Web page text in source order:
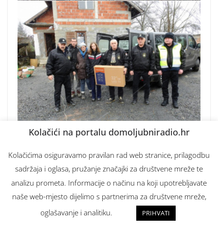
Kolačići na portalu domoljubniradio.hr
Kolačićima osiguravamo pravilan rad web stranice, prilagodbu
sadržaja i oglasa, pružanje značajki za društvene mreže te
analizu prometa. Informacije o načinu na koji upotrebljavate
naše web-mjesto dijelimo s partnerima za društvene mreže,
oglašavanje i analitiku.
PRIHVATI